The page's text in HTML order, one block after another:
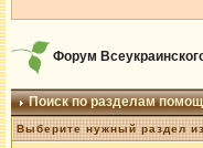
Форум
Поиск по разделам
Выберите нужный раздел